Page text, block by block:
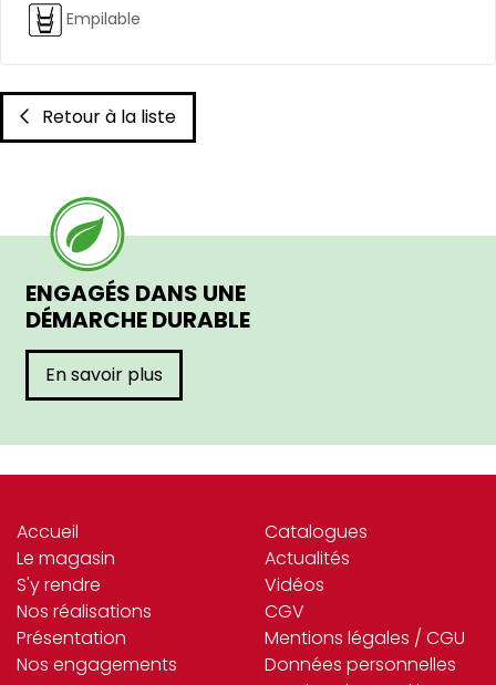
Empilable
Retour à la liste
ENGAGÉS DANS UNE
DÉMARCHE DURABLE
En savoir plus
Accueil
Le magasin
S'y rendre
Nos réalisations
Présentation
Nos engagements
Catalogues
Actualités
Vidéos
CGV
Mentions légales / CGU
Données personnelles